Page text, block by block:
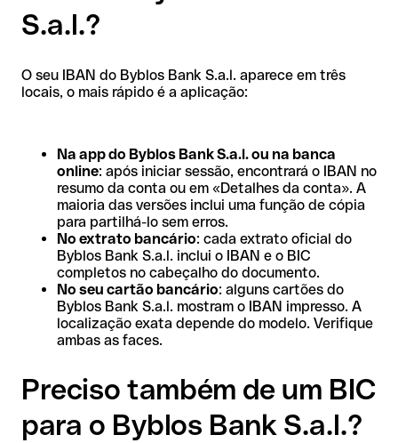
S.a.l.?
O seu IBAN do Byblos Bank S.a.l. aparece em três
locais, o mais rápido é a aplicação:
Na app do Byblos Bank S.a.l. ou na banca
online: após iniciar sessão, encontrará o IBAN no
resumo da conta ou em «Detalhes da conta». A
maioria das versões inclui uma função de cópia
para partilhá-lo sem erros.
No extrato bancário: cada extrato oficial do
Byblos Bank S.a.l. inclui o IBAN e o BIC
completos no cabeçalho do documento.
No seu cartão bancário: alguns cartões do
Byblos Bank S.a.l. mostram o IBAN impresso. A
localização exata depende do modelo. Verifique
ambas as faces.
Preciso também de um BIC
para o Byblos Bank S.a.l.?